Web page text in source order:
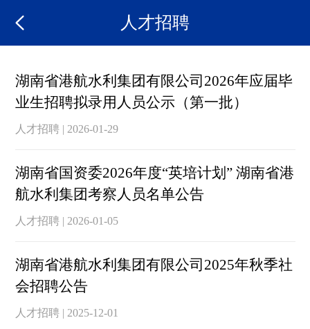
人才招聘
湖南省港航水利集团有限公司2026年应届毕
业生招聘拟录用人员公示（第一批）
人才招聘 | 2026-01-29
湖南省国资委2026年度“英培计划” 湖南省港
航水利集团考察人员名单公告
人才招聘 | 2026-01-05
湖南省港航水利集团有限公司2025年秋季社
会招聘公告
人才招聘 | 2025-12-01